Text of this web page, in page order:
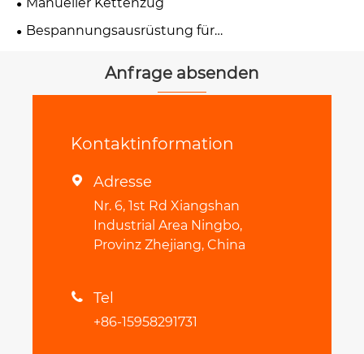
Bespannungsausrüstung für
Anfrage absenden
Kontaktinformation
 Adresse
Nr. 6, 1st Rd Xiangshan
Industrial Area Ningbo,
Provinz Zhejiang, China
 Tel
+86-15958291731